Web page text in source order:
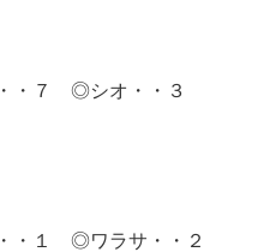
・７ ◎シオ・・３
・１ ◎ワラサ・・２